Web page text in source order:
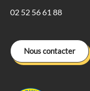
02 52 56 61 88
Nous contacter